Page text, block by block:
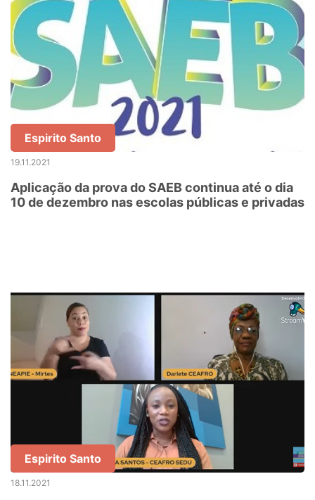
Espirito Santo
19.11.2021
Aplicação da prova do SAEB continua até o dia
10 de dezembro nas escolas públicas e privadas
Espirito Santo
18.11.2021